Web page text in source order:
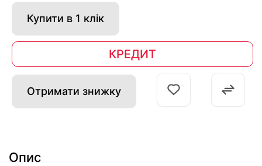
Купити в 1 клік
КРЕДИТ
Отримати знижку
Опис